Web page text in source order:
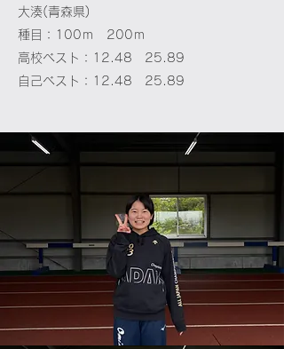
大湊(青森県)
種目：100ｍ 200ｍ
高校ベスト：12.48 25.89
​自己ベスト：12.48 25.89